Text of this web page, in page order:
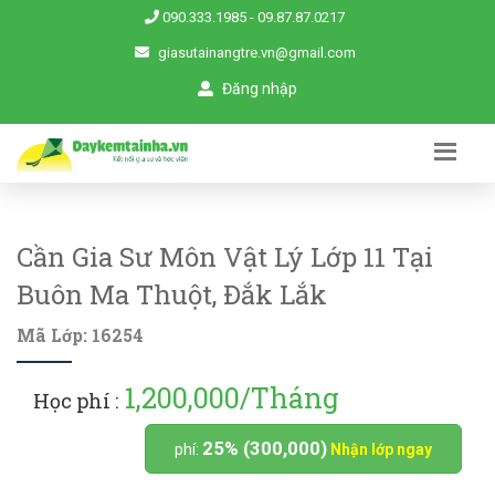
090.333.1985 - 09.87.87.0217
giasutainangtre.vn@gmail.com
Đăng nhập
Cần Gia Sư Môn Vật Lý Lớp 11 Tại
Buôn Ma Thuột, Đắk Lắk
Mã Lớp: 16254
Học phí : 1,200,000/Tháng
phí: 25% (300,000) Nhận lớp ngay